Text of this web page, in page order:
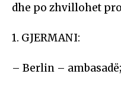
dhe po zhvillohet
1. GJERMANI:
– Berlin – ambasadë;